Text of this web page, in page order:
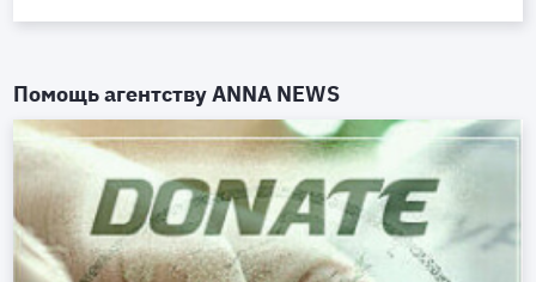
Помощь агентствуANNA NEWS